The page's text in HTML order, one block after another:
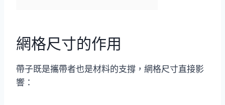
網格尺寸的作用
帶子既是攜帶者也是材料的支撐，網格尺寸直接影
響：